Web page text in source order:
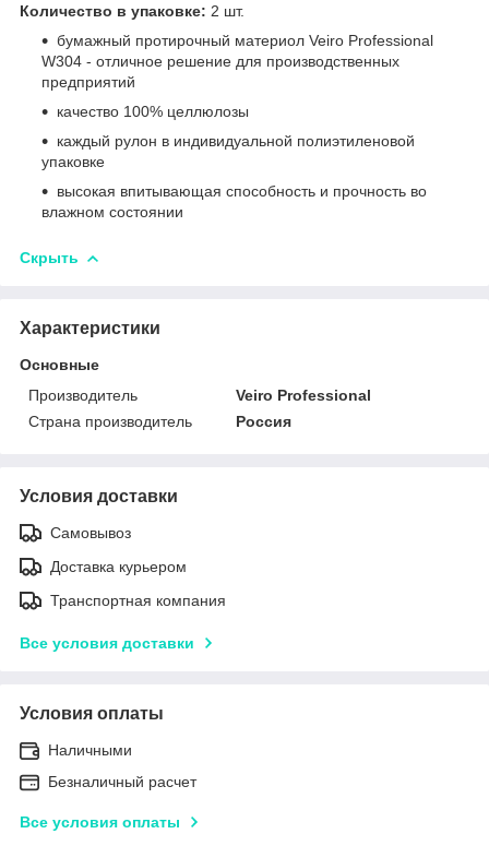
Количество в упаковке: 2 шт.
бумажный протирочный материол Veiro Professional
W304 - отличное решение для производственных
предприятий
качество 100% целлюлозы
каждый рулон в индивидуальной полиэтиленовой
упаковке
высокая впитывающая способность и прочность во
влажном состоянии
Скрыть
Характеристики
Основные
Производитель
Veiro Professional
Страна производитель
Россия
Условия доставки
Самовывоз
Доставка курьером
Транспортная компания
Все условия доставки
Условия оплаты
Наличными
Безналичный расчет
Все условия оплаты